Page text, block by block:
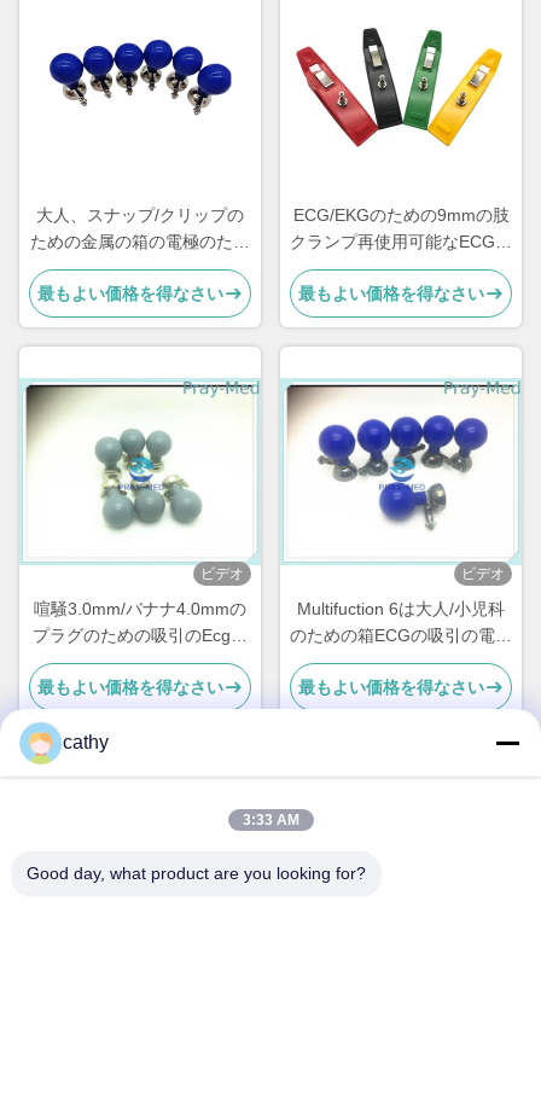
大人、スナップ/クリップの
ための金属の箱の電極のため
の病院の吸引の球根
最もよい価格を得なさい
ECG/EKGのための9mmの肢
クランプ再使用可能なECG電
極は0.4lb重量を機械で造り
ます
最もよい価格を得なさい
ビデオ
喧騒3.0mm/バナナ4.0mmの
プラグのための吸引のEcgの
単一の側面の電極
最もよい価格を得なさい
ビデオ
Multifuction 6は大人/小児科
のための箱ECGの吸引の電極
を継ぎ合わせます
最もよい価格を得なさい
アドレス
cathy
3:33 AM
Good day, what product are you looking for?